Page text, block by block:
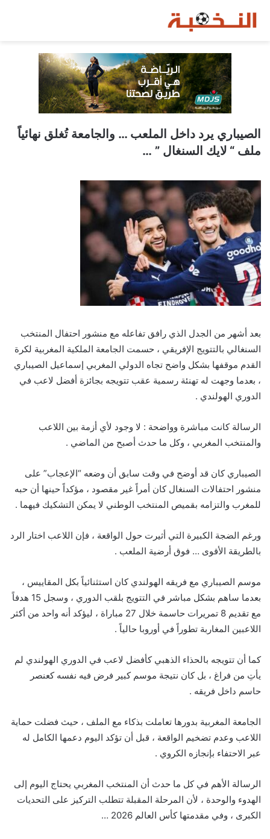
الصيباري يرد داخل الملعب … والجامعة تُغلق نهائياً
ملف “ لايك السنغال ” …
بعد أشهر من الجدل الذي رافق تفاعله مع منشور احتفال المنتخب
السنغالي بالتتويج الإفريقي ، حسمت الجامعة الملكية المغربية لكرة
القدم موقفها بشكل واضح تجاه الدولي المغربي إسماعيل الصيباري
، بعدما وجهت له تهنئة رسمية عقب تتويجه بجائزة أفضل لاعب في
الدوري الهولندي .
الرسالة كانت مباشرة وواضحة : لا وجود لأي أزمة بين اللاعب
والمنتخب المغربي ، وكل ما حدث أصبح من الماضي .
الصيباري كان قد أوضح في وقت سابق أن وضعه “الإعجاب” على
منشور احتفالات السنغال كان أمراً غير مقصود ، مؤكداً حينها أن حبه
للمغرب والتزامه بقميص المنتخب الوطني لا يمكن التشكيك فيهما .
ورغم الضجة الكبيرة التي أثيرت حول الواقعة ، فإن اللاعب اختار الرد
بالطريقة الأقوى … فوق أرضية الملعب .
موسم الصيباري مع فريقه الهولندي كان استثنائياً بكل المقاييس ،
بعدما ساهم بشكل مباشر في التتويج بلقب الدوري ، وسجل 15 هدفاً
مع تقديم 8 تمريرات حاسمة خلال 27 مباراة ، ليؤكد أنه واحد من أكثر
اللاعبين المغاربة تطوراً في أوروبا حالياً .
كما أن تتويجه بالحذاء الذهبي كأفضل لاعب في الدوري الهولندي لم
يأتِ من فراغ ، بل كان نتيجة موسم كبير فرض فيه نفسه كعنصر
حاسم داخل فريقه .
الجامعة المغربية بدورها تعاملت بذكاء مع الملف ، حيث فضلت حماية
اللاعب وعدم تضخيم الواقعة ، قبل أن تؤكد اليوم دعمها الكامل له
عبر الاحتفاء بإنجازه الكروي .
الرسالة الأهم في كل ما حدث أن المنتخب المغربي يحتاج اليوم إلى
الهدوء والوحدة ، لأن المرحلة المقبلة تتطلب التركيز على التحديات
الكبرى ، وفي مقدمتها كأس العالم 2026 …